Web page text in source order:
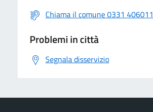
Chiama il comune 0331 406011
Problemi in città
Segnala disservizio